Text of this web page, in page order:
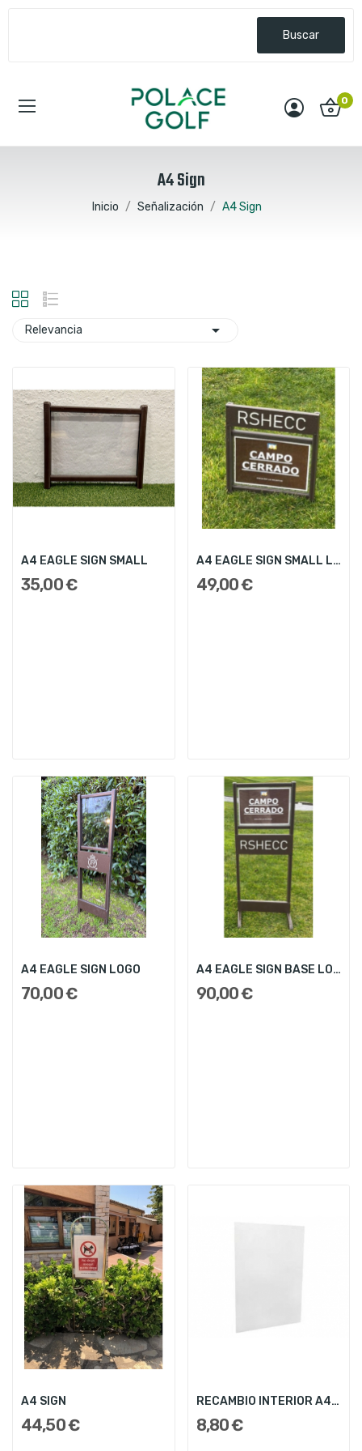
Buscar
0
A4 Sign
Inicio Señalización A4 Sign
Relevancia 
A4 EAGLE SIGN SMALL
35,00 €
A4 EAGLE SIGN SMALL LOGO
49,00 €
A4 EAGLE SIGN LOGO
70,00 €
A4 EAGLE SIGN BASE LOGO
90,00 €
A4 SIGN
44,50 €
RECAMBIO INTERIOR A4 SIGN
8,80 €